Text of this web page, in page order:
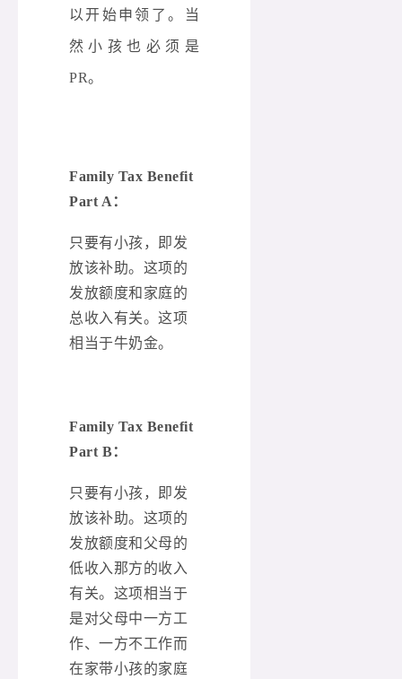
以开始申领了。当
然小孩也必须是
PR。
Family Tax Benefit
Part A：
只要有小孩，即发
放该补助。这项的
发放额度和家庭的
总收入有关。这项
相当于牛奶金。
Family Tax Benefit
Part B：
只要有小孩，即发
放该补助。这项的
发放额度和父母的
低收入那方的收入
有关。这项相当于
是对父母中一方工
作、一方不工作而
在家带小孩的家庭